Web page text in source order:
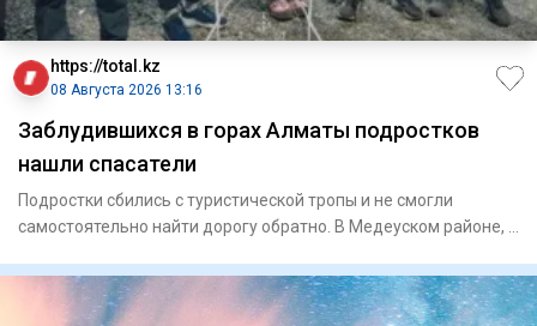
https://total.kz
08 Августа 2026 13:16
Заблудившихся в горах Алматы подростков
нашли спасатели
Подростки сбились с туристической тропы и не смогли
самостоятельно найти дорогу обратно. В Медеуском районе, в